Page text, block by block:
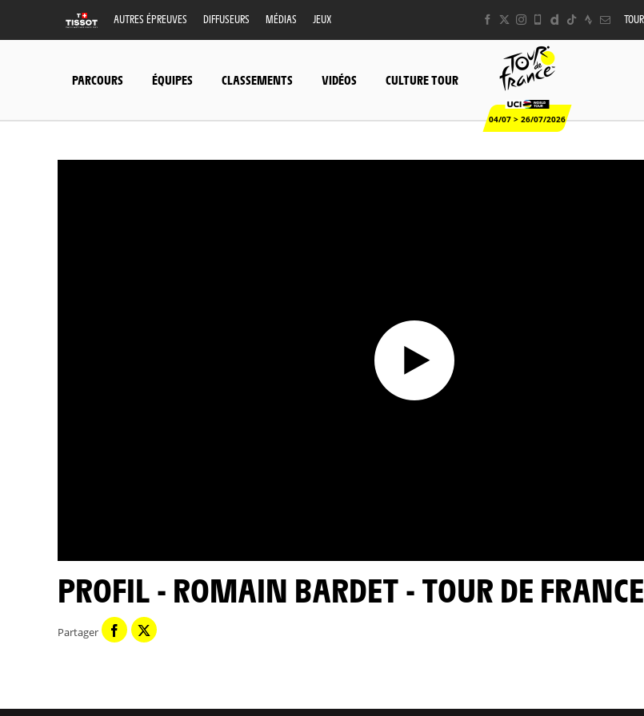
AUTRES ÉPREUVES DIFFUSEURS MÉDIAS JEUX
PARCOURS ÉQUIPES CLASSEMENTS VIDÉOS CULTURE TOUR
04/07 > 26/07/2026
PROFIL - ROMAIN BARDET - TOUR DE
Partager